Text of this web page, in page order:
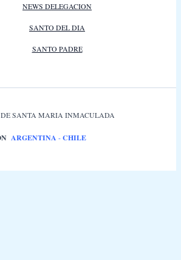
NEWS DELEGACION
SANTO DEL DIA
SANTO PADRE
SANTA MARIA INMACULADA
ARGENTINA -CHILE